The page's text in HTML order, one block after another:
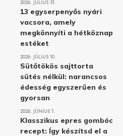
2026. JÚLIUS 31.
13 egyserpenyős nyári
vacsora, amely
megkönnyíti a hétköznap
estéket
2026. JÚLIUS 10.
Sütőtökös sajttorta
sütés nélkül: narancsos
édesség egyszerűen és
gyorsan
2026. JÚNIUS 1.
Klasszikus epres gombóc
recept: Így készítsd el a